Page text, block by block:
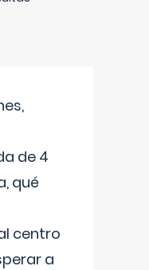
de 4
qué
centro
a